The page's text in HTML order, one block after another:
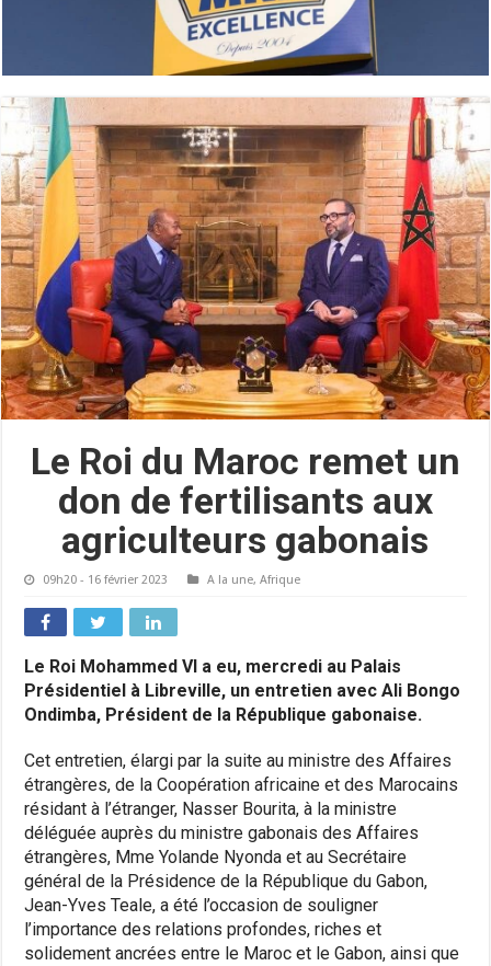
Le Roi du Maroc remet un
don de fertilisants aux
agriculteurs gabonais
09h20 - 16 février 2023 A la une,Afrique
Le Roi Mohammed VI a eu, mercredi au Palais
Présidentiel à Libreville, un entretien avec Ali Bongo
Ondimba, Président de la République gabonaise.
Cet entretien, élargi par la suite au ministre des Affaires
étrangères, de la Coopération africaine et des Marocains
résidant à l’étranger, Nasser Bourita, à la ministre
déléguée auprès du ministre gabonais des Affaires
étrangères, Mme Yolande Nyonda et au Secrétaire
général de la Présidence de la République du Gabon,
Jean-Yves Teale, a été l’occasion de souligner
l’importance des relations profondes, riches et
solidement ancrées entre le Maroc et le Gabon, ainsi que